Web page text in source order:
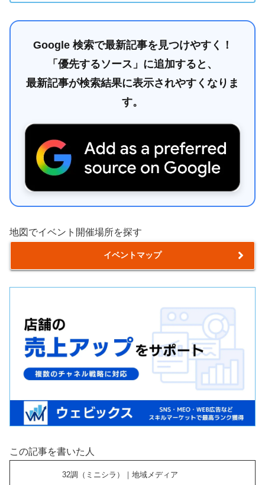
Google 検索で最新記事を見つけやすく！
「優先するソース」に追加すると、
最新記事が検索結果に表示されやすくなりま
す。
地図でイベント開催場所を探す
イベントマップ
この記事を書いた人
32調（ミニシラ）｜地域メディア